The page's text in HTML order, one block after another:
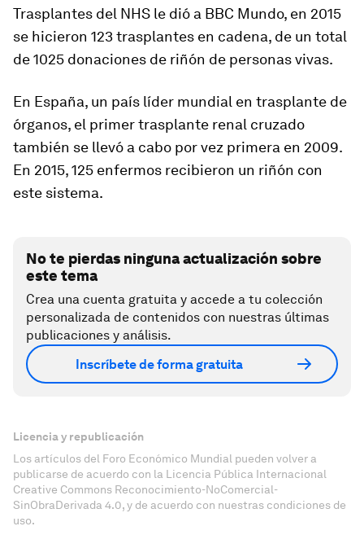
Trasplantes del NHS le dió a BBC Mundo, en 2015
se hicieron 123 trasplantes en cadena, de un total
de 1025 donaciones de riñón de personas vivas.
En España, un país líder mundial en trasplante de
órganos, el primer trasplante renal cruzado
también se llevó a cabo por vez primera en 2009.
En 2015,125 enfermos recibieron un riñón con
este sistema.
No te pierdas ninguna actualización sobre
este tema
Crea una cuenta gratuita y accede a tu colección
personalizada de contenidos con nuestras últimas
publicaciones y análisis.
Inscríbete de forma gratuita
Licencia y republicación
Los artículos del Foro Económico Mundial pueden volver a
publicarse de acuerdo con la Licencia Pública Internacional
Creative Commons Reconocimiento-NoComercial-
SinObraDerivada 4.0, y de acuerdo con nuestras condiciones de
uso.